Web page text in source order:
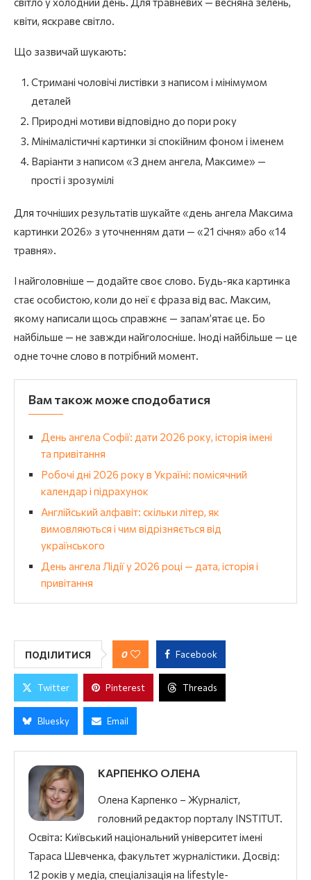
квіти, яскраве світло.
Що зазвичай шукають:
Стримані чоловічі листівки з написом і мінімумом
деталей
Природні мотиви відповідно до пори року
Мінімалістичні картинки зі спокійним фоном і іменем
Варіанти з написом «З днем ангела, Максиме» —
прості і зрозумілі
Для точніших результатів шукайте «день ангела Максима
картинки 2026» з уточненням дати — «21 січня» або «14
травня».
І найголовніше — додайте своє слово. Будь-яка картинка
стає особистою, коли до неї є фраза від вас. Максим,
якому написали щось справжнє — запам’ятає це. Бо
найбільше — не завжди найголосніше. Іноді найбільше — це
одне точне слово в потрібний момент.
Вам також може сподобатися
День ангела Софії: дати 2026 року, історія імені
та привітання
Робочі дні 2026 року в Україні: помісячний
календар і підрахунок
Англійський алфавіт: скільки літер, як
вимовляються і чим відрізняється від
українського
День ангела Лідії у 2026 році — дата, історія і
привітання
ПОДІЛИТИСЯ 0 Facebook
Twitter Pinterest Threads
Bluesky Email
КАРПЕНКО ОЛЕНА
Олена Карпенко – Журналіст,
головний редактор порталу INSTITUT.
Освіта: Київський національний університет імені
Тараса Шевченка, факультет журналістики. Досвід:
12 років у медіа, спеціалізація на lifestyle-